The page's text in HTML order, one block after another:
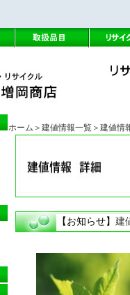
ホーム ＞建値情報一覧＞建値情
【お知らせ】 建